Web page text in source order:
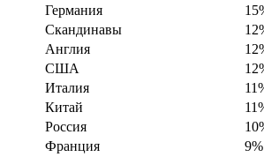
Германия
Скандинавы
Англия
США
Италия
Китай
Россия
Франция
9%